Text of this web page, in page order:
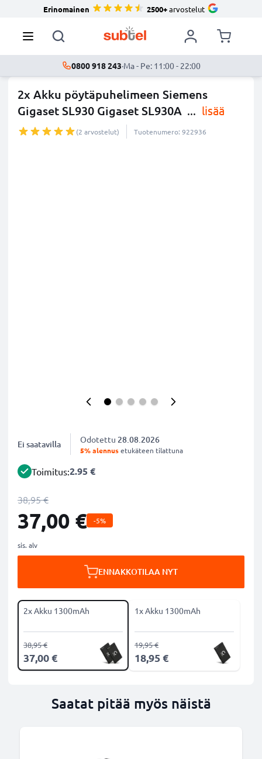
Erinomainen 2500+arvostelut
0800 918 243·Ma - Pe: 11:00 - 22:00
2x Akku pöytäpuhelimeen Siemens
Gigaset SL930 Gigaset SL930A ... lisää
(2 arvostelut) Tuotenumero: 922936
Ei saatavilla Odotettu 28.08.2026
5% alennusetukäteen tilattuna
Toimitus:2.95 €
38,95 €
37,00 € -5%
sis. alv
ENNAKKOTILAA NYT
2x Akku 1300mAh
37,00 €
38,95 €
1x Akku 1300mAh
18,95 €
19,95 €
Saatat pitää myös näistä